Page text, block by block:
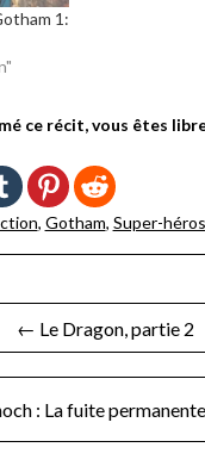
1:
ce récit, vous êtes
, Gotham, Super-héros
← Le Dragon, partie 2
: La fuite